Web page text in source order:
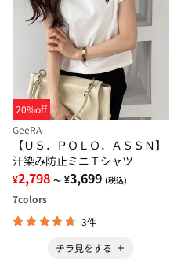
20%off
GeeRA
【ＵＳ．ＰＯＬＯ．ＡＳＳＮ】
汗染み防止ミニＴシャツ
¥2,798 ～ ¥3,699 (税込)
7colors
3件
チラ見をする